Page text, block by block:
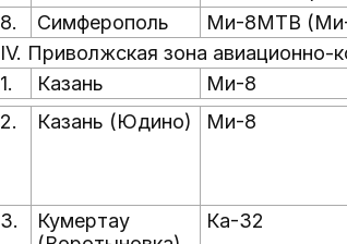
8.
Симферополь Ми-8МТВ
IV. Приволжская зона авиационно-
1.
Казань Ми-8
2.
Казань (Юдино) Ми-8
3.
Кумертау
Ка-32